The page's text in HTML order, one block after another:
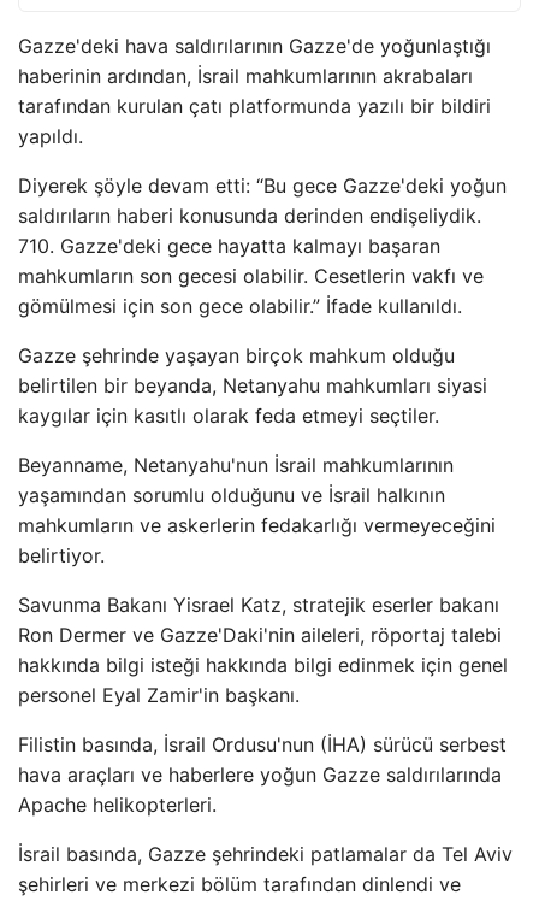
Gazze'deki hava saldırılarının Gazze'de yoğunlaştığı
haberinin ardından, İsrail mahkumlarının akrabaları
tarafından kurulan çatı platformunda yazılı bir bildiri
yapıldı.
Diyerek şöyle devam etti: “Bu gece Gazze'deki yoğun
saldırıların haberi konusunda derinden endişeliydik.
710. Gazze'deki gece hayatta kalmayı başaran
mahkumların son gecesi olabilir. Cesetlerin vakfı ve
gömülmesi için son gece olabilir.” İfade kullanıldı.
Gazze şehrinde yaşayan birçok mahkum olduğu
belirtilen bir beyanda, Netanyahu mahkumları siyasi
kaygılar için kasıtlı olarak feda etmeyi seçtiler.
Beyanname, Netanyahu'nun İsrail mahkumlarının
yaşamından sorumlu olduğunu ve İsrail halkının
mahkumların ve askerlerin fedakarlığı vermeyeceğini
belirtiyor.
Savunma Bakanı Yisrael Katz, stratejik eserler bakanı
Ron Dermer ve Gazze'Daki'nin aileleri, röportaj talebi
hakkında bilgi isteği hakkında bilgi edinmek için genel
personel Eyal Zamir'in başkanı.
Filistin basında, İsrail Ordusu'nun (İHA) sürücü serbest
hava araçları ve haberlere yoğun Gazze saldırılarında
Apache helikopterleri.
İsrail basında, Gazze şehrindeki patlamalar da Tel Aviv
şehirleri ve merkezi bölüm tarafından dinlendi ve